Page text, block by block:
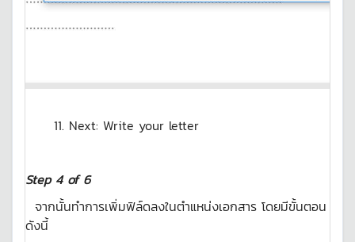
11. Next: Write your letter
Step 4 of 6
จากนั้นทำการเพิ่มฟิล์ดลงในตำแหน่งเอกสาร โดยมีขั้นตอน
ดังนี้